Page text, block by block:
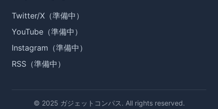
Twitter/X（準備中）
YouTube（準備中）
Instagram（準備中）
RSS（準備中）
© 2025 ガジェットコンパス. All rights reserved.